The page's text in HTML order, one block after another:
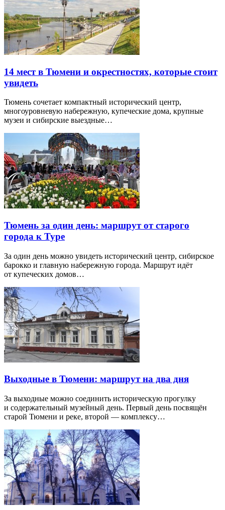
14 мест в Тюмени и окрестностях, которые стоит
увидеть
Тюмень сочетает компактный исторический центр,
многоуровневую набережную, купеческие дома, крупные
музеи и сибирские выездные…
Тюмень за один день: маршрут от старого
города к Туре
За один день можно увидеть исторический центр, сибирское
барокко и главную набережную города. Маршрут идёт
от купеческих домов…
Выходные в Тюмени: маршрут на два дня
За выходные можно соединить историческую прогулку
и содержательный музейный день. Первый день посвящён
старой Тюмени и реке, второй — комплексу…